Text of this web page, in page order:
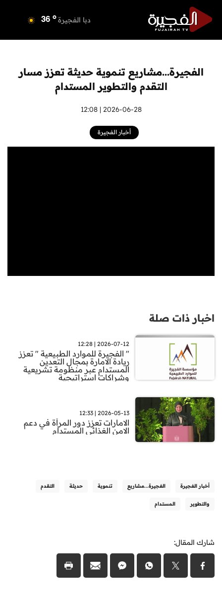
دبا الفجيرة 36 o
أم القيوين 36 o
راس الخيمة
الفجيرة
الفجيرة...مشاريع تنموية حديثة تعزز مسار
التقدم والتطوير المستدام
2026-06-28 | 12:08
أخبار الفجيرة
اخبار ذات صلة
2026-07-12 | 12:28
" الفجيرة للموارد الطبيعية " تعزز
ريادة الامارة بمجال التعدين
المستدام عبر منظومة تشريعية
وشراكات استراتيجية
2026-05-13 | 12:33
الامارات تعزز دور المرأة في دعم
الامن الغذائي المستدام
أخبار الفجيرة الفجيرة...مشاريع تنموية حديثة التقدم
والتطوير المستدام
شارك المقال: